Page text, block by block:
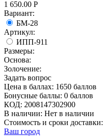
1 650.00 Р
Вариант:
БМ-28
Артикул:
ИПП-911
Размеры:
Основа:
Золочение:
Задать вопрос
Цена в баллах: 1650 баллов
Бонусные баллы: 0 баллов
КОД: 2008147302900
В наличии: Нет в наличии
Стоимость и сроки доставки:
Ваш город